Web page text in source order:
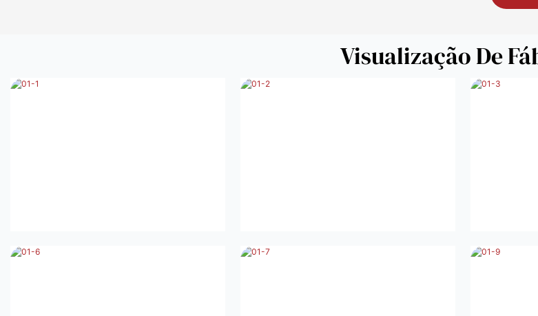
Visualização De